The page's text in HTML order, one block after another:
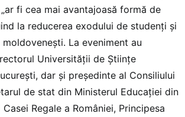
fi cea mai avantajoasă formă de
la reducerea exodului de studenți și
La eveniment au
Universității de Științe
dar și președinte al Consiliului
de stat din Ministerul Educației din
Regale a României, Principesa